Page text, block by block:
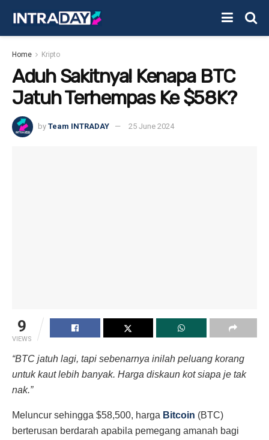
Home Kripto
Aduh Sakitnya! Kenapa BTC
Jatuh Terhempas Ke $58K?
by Team INTRADAY 25 June 2024
9
VIEWS
“BTC jatuh lagi, tapi sebenarnya inilah peluang korang
untuk kaut lebih banyak. Harga diskaun kot siapa je tak
nak.”
Meluncur sehingga $58,500, harga Bitcoin (BTC)
berterusan berdarah apabila pemegang amanah bagi